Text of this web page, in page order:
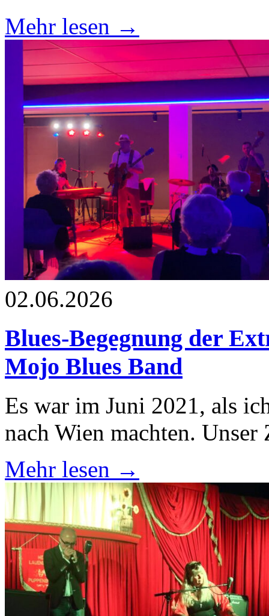
Mehr lesen →
02.06.2026
Blues-Begegnung der
Mojo Blues Band
Es war im Juni 2021, als
nach Wien machten.
Mehr lesen →